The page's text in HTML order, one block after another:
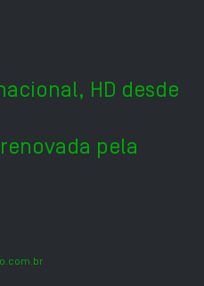
HD desde
pela